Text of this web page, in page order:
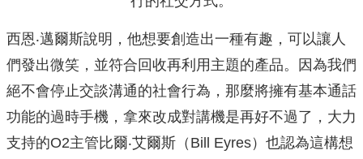
西恩‧邁爾斯說明，他想要創造出一種有趣，可以讓人
們發出微笑，並符合回收再利用主題的產品。因為我們
絕不會停止交談溝通的社會行為，那麼將擁有基本通話
功能的過時手機，拿來改成對講機是再好不過了，大力
支持的O2主管比爾‧艾爾斯（Bill Eyres）也認為這構想